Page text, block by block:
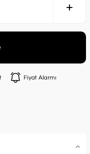
Fiyat Alarmı